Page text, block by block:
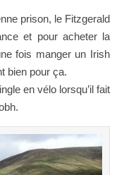
prison, le Fitzgerald
et pour acheter la
fois manger un Irish
bien pour ça.
en vélo lorsqu’il fait